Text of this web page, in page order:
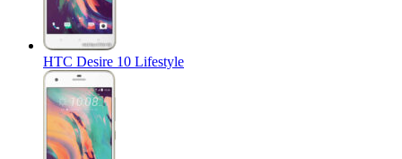
HTC Desire 10 Lifestyle